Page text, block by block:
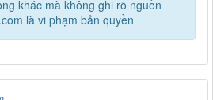
khác mà không ghi rõ nguồn
là vi phạm bản quyền